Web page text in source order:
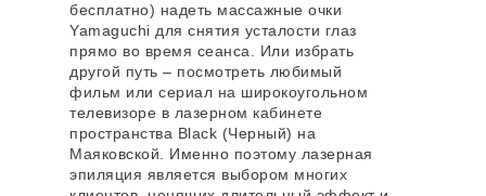
бесплатно) надеть массажные очки
Yamaguchi для снятия усталости глаз
прямо во время сеанса. Или избрать
другой путь – посмотреть любимый
фильм или сериал на широкоугольном
телевизоре в лазерном кабинете
пространства Black (Черный) на
Маяковской. Именно поэтому лазерная
эпиляция является выбором многих